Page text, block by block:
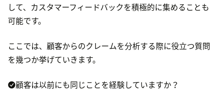
して、カスタマーフィードバックを積極的に集めることも
可能です。
ここでは、顧客からのクレームを分析する際に役立つ質問
を幾つか挙げていきます。
顧客は以前にも同じことを経験していますか？